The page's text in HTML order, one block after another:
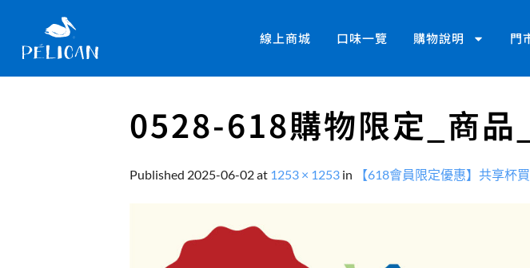
線上商城 口味一覽 購物說明 門
0528-618購物限定_商
Published 2025-06-02at 1253 × 1253 in 【618會員限定優惠】共享杯